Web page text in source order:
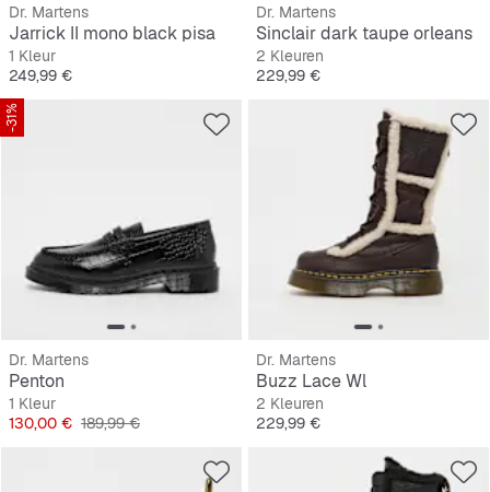
Dr. Martens
Jarrick II mono black pisa
1 Kleur
Prijs
249,99 €
Dr. Martens
Sinclair dark taupe orleans
2 Kleuren
Prijs
229,99 €
-31%
Dr. Martens
Penton
1 Kleur
Prijs
130,00 € Originele Prijs
189,99 €
Dr. Martens
Buzz Lace Wl
2 Kleuren
Prijs
229,99 €